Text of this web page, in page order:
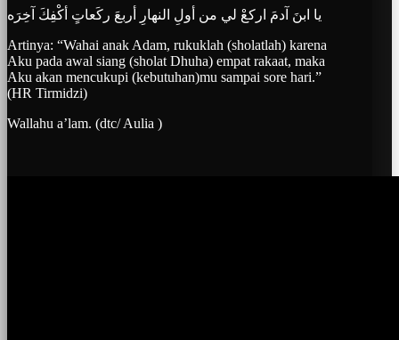
يا ابنَ آدمَ اركعْ لي من أولِ النهارِ أربعَ ركَعاتٍ أكْفِكَ آخِرَه
Artinya: “Wahai anak Adam, rukuklah (sholatlah) karena
Aku pada awal siang (sholat Dhuha) empat rakaat, maka
Aku akan mencukupi (kebutuhan)mu sampai sore hari.”
(HR Tirmidzi)
Wallahu a’lam. (dtc/ Aulia )